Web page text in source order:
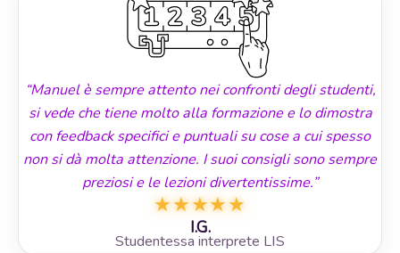
“Manuel è sempre attento nei confronti degli studenti,
si vede che tiene molto alla formazione e lo dimostra
con feedback specifici e puntuali su cose a cui spesso
non si dà molta attenzione. I suoi consigli sono sempre
preziosi e le lezioni divertentissime.”
★★★★★
I.G.
Studentessa interprete LIS